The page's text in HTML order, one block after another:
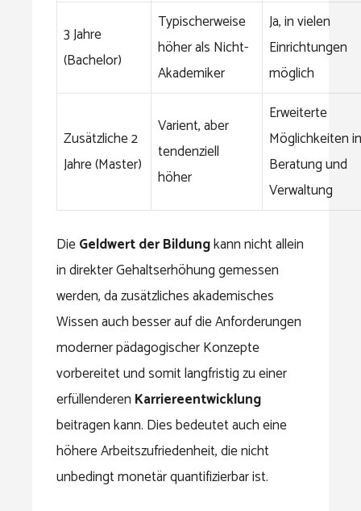
3 Jahre
(Bachelor)
Typischerweise
höher als Nicht-
Akademiker
Ja, in vielen
Einrichtungen
möglich
Zusätzliche 2
Jahre (Master)
Varient, aber
tendenziell
höher
Erweiterte
Möglichkeiten in
Beratung und
Verwaltung
DieGeldwert der Bildungkann nicht allein
in direkter Gehaltserhöhung gemessen
werden, da zusätzliches akademisches
Wissen auch besser auf die Anforderungen
moderner pädagogischer Konzepte
vorbereitet und somit langfristig zu einer
erfüllenderen Karriereentwicklung
beitragen kann. Dies bedeutet auch eine
höhere Arbeitszufriedenheit, die nicht
unbedingt monetär quantifizierbar ist.